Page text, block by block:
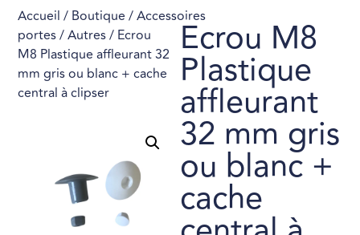
Accueil / Boutique /Accessoires
portes/Autres/ Ecrou
M8 Plastique affleurant 32
mm gris ou blanc + cache
central à clipser
Ecrou M8
Plastique
affleurant
32 mm gris
ou blanc +
cache